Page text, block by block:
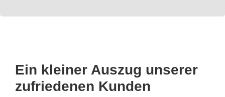
Ein kleiner Auszug unserer
zufriedenen Kunden